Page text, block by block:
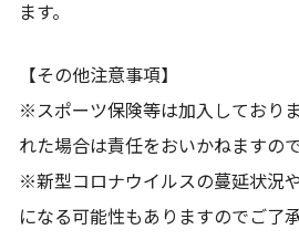
ます。
【その他注意事項】
※スポーツ保険等は加入しており
れた場合は責任をおいかねますの
※新型コロナウイルスの蔓延状況
になる可能性もありますのでご了